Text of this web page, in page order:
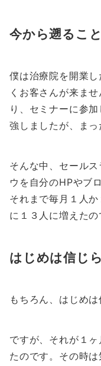
今から遡るこ
僕は治療院を開業
くお客さんが来ま
り、セミナーに参
強しましたが、まっ
そんな中、セール
ウを自分のHPやブ
それまで毎月１人
に１３人に増えたの
はじめは信じ
もちろん、はじめ
ですが、それが１
たのです。その時